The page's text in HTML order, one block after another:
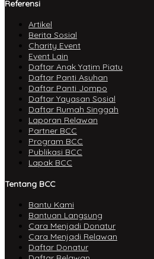
Referensi
Artikel
Berita Sosial
Charity Event
Event Lain
Daftar Anak Yatim Piatu
Daftar Panti Asuhan
Daftar Panti Jompo
Daftar Yayasan Sosial
Daftar Rumah Singgah
Laporan Relawan
Partner BCC
Program BCC
Publikasi BCC
Lapak BCC
Tentang BCC
Bantu Kami
Bantuan Langsung
Cara Menjadi Donatur
Cara Menjadi Relawan
Daftar Donatur